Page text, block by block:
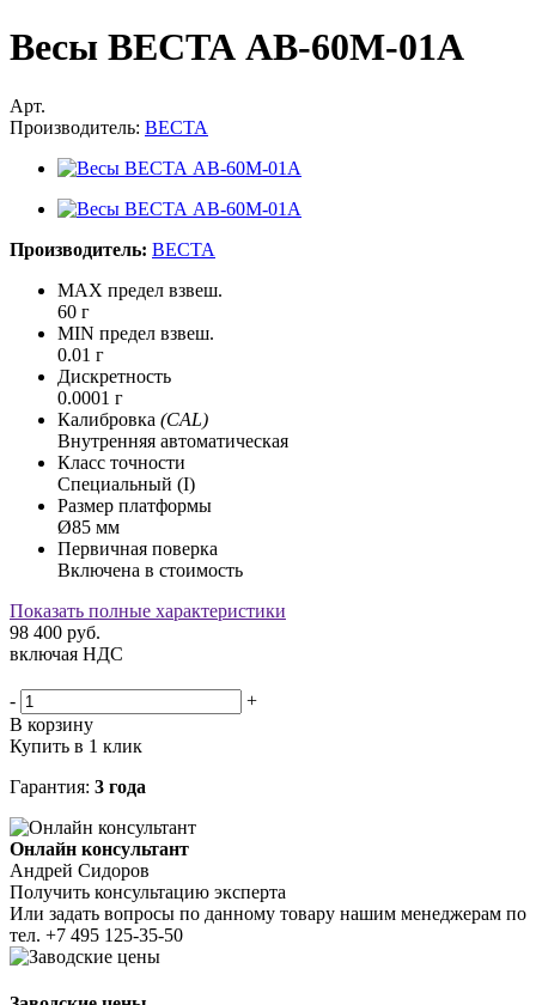
Весы ВЕСТА АВ-60М-01А
Арт.
Производитель: ВЕСТА
Производитель: ВЕСТА
MAX предел взвеш.
60 г
MIN предел взвеш.
0.01 г
Дискретность
0.0001 г
Калибровка (CAL)
Внутренняя автоматическая
Класс точности
Специальный (I)
Размер платформы
Ø85 мм
Первичная поверка
Включена в стоимость
Показать полные характеристики
98 400 руб.
включая НДС
-
+
В корзину
Купить в 1 клик
Гарантия: 3 года
Онлайн консультант
Андрей Сидоров
Получить консультацию эксперта
Или задать вопросы по данному товару нашим менеджерам по
тел. +7 495 125-35-50